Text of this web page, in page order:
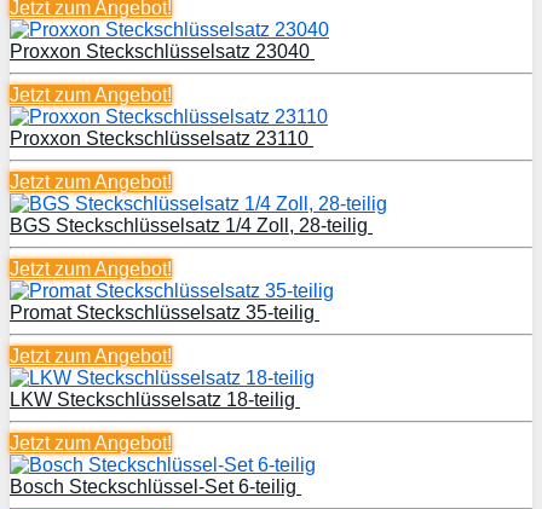
Jetzt zumAngebot!
Proxxon Steckschlüsselsatz 23040
Jetzt zumAngebot!
Proxxon Steckschlüsselsatz 23110
Jetzt zumAngebot!
BGS Steckschlüsselsatz 1/4 Zoll, 28-teilig
Jetzt zumAngebot!
Promat Steckschlüsselsatz 35-teilig
Jetzt zumAngebot!
LKW Steckschlüsselsatz 18-teilig
Jetzt zumAngebot!
Bosch Steckschlüssel-Set 6-teilig